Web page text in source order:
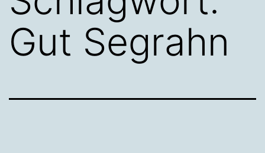
Gut Segrahn